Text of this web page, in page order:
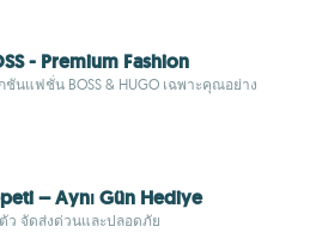
- Premium Fashion
ชันแฟชั่น BOSS & HUGO เฉพาะคุณอย่าง
– Aynı Gün Hediye
ว จัดส่งด่วนและปลอดภัย